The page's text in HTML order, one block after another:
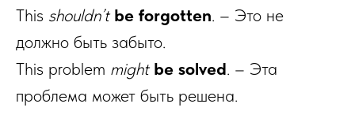
This shouldn’t be forgotten. – Это не
должно быть забыто.
This problem might be solved. – Эта
проблема может быть решена.